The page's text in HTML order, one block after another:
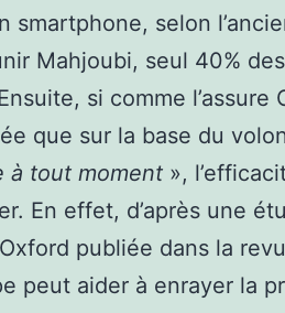
smartphone, selon
Mahjoubi, seul 40%
si comme l’assure
que sur la base du
à tout moment »,
En effet, d’après une
publiée dans la
peut aider à enrayer la